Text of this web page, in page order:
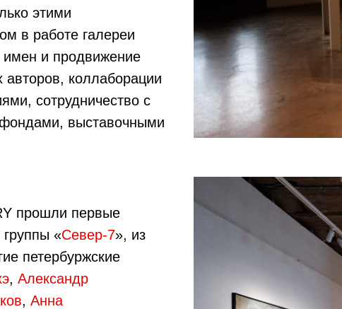
этими
в работе галереи
и продвижение
коллаборации
сотрудничество с
выставочными
прошли первые
«Север-7», из
петербуржские
, Александр
, Анна